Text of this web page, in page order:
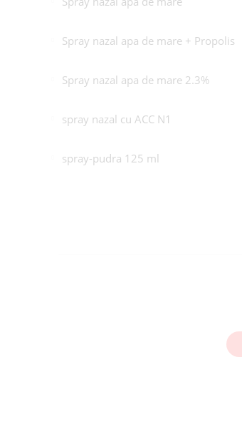
Spray nazal apa de mare + Propolis
Spray nazal apa de mare 2.3%
spray nazal cu ACC N1
spray-pudra 125 ml